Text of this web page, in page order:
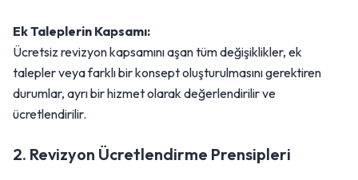
Ek Taleplerin Kapsamı:
Ücretsiz revizyon kapsamını aşan tüm değişiklikler, ek
talepler veya farklı bir konsept oluşturulmasını gerektiren
durumlar, ayrı bir hizmet olarak değerlendirilir ve
ücretlendirilir.
2. Revizyon Ücretlendirme Prensipleri